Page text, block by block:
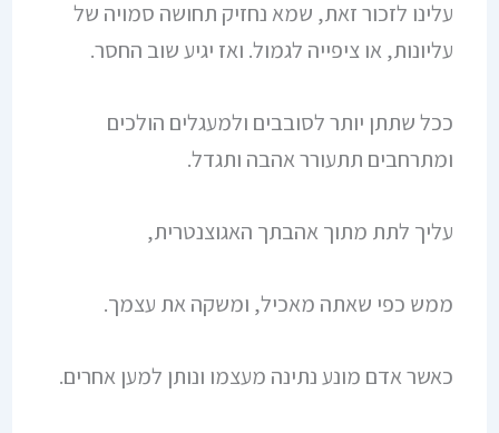
עלינו לזכור זאת, שמא נחזיק תחושה סמויה של
עליונות, או ציפייה לגמול. ואז יגיע שוב החסר.
ככל שתתן יותר לסובבים ולמעגלים הולכים
ומתרחבים תתעורר אהבה ותגדל.
עליך לתת מתוך אהבתך האגוצנטרית,
ממש כפי שאתה מאכיל, ומשקה את עצמך.
כאשר אדם מונע נתינה מעצמו ונותן למען אחרים.